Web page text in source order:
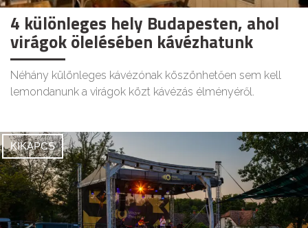
4 különleges hely Budapesten, ahol
virágok ölelésében kávézhatunk
Néhány különleges kávézónak köszönhetően sem kell
lemondanunk a virágok közt kávézás élményéről.
KIKAPCS